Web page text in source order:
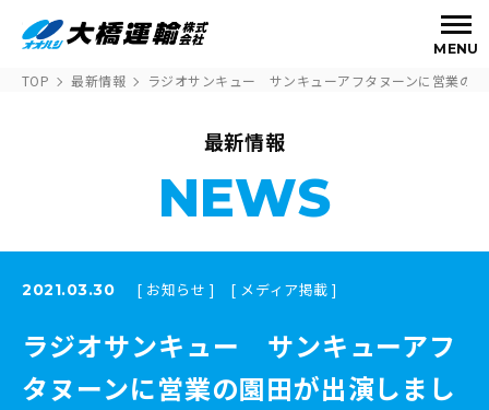
MENU
TOP 最新情報 ラジオサンキュー サンキューアフタヌーンに営業の
最新情報
NEWS
2021.03.30 [ お知らせ ] [ メディア掲載 ]
ラジオサンキュー サンキューアフ
タヌーンに営業の園田が出演しまし